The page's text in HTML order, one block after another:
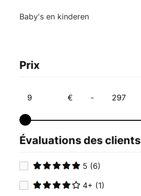
Baby's en kinderen
Prix
€ -
Évaluations des clients
5 (6)
4+ (1)